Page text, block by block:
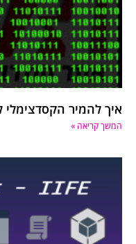
איך להמיר הקסדצימלי
המשך קריאה »